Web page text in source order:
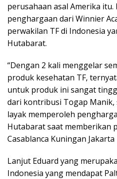
perusahaan asal Amerika itu.
penghargaan dari Winnier
perwakilan TF di Indonesia
Hutabarat.
“Dengan 2 kali menggelar
produk kesehatan TF,
untuk produk ini sangat
dari kontribusi Togap Manik,
layak memperoleh
Hutabarat saat memberikan
Casablanca Kuningan
Lanjut Eduard yang
Indonesia yang mendapat